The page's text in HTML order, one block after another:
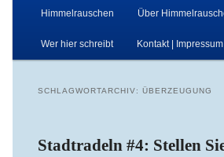
Hauptmenü
Himmelrauschen Über
Wer hier schreibt Kontakt | Impressum
SCHLAGWORTARCHIV: ÜBERZEUGUNG
Stadtradeln #4: Stellen